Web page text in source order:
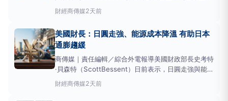
中，不同國家貨幣間的交換價格）持續走弱表示嚴重關
切，並警告若日圓過度疲軟，可能引發亞洲其他國家貨
性不僅對美國重要，對整個亞洲經濟體也至關
財經商傳媒2天前
美國財長：日圓走強、能源成本降溫 有助日本
通膨趨緩
商傳媒｜責任編輯／綜合外電報導美國財政部長史考特
·貝森特（ScottBessent）日前表示，日圓走強與能源
成本下降，將有助於緩解日本因進口成本上升導致的通
膨壓力，並讓日本經濟進入良性循環。貝森特指出，日
財經商傳媒2天前